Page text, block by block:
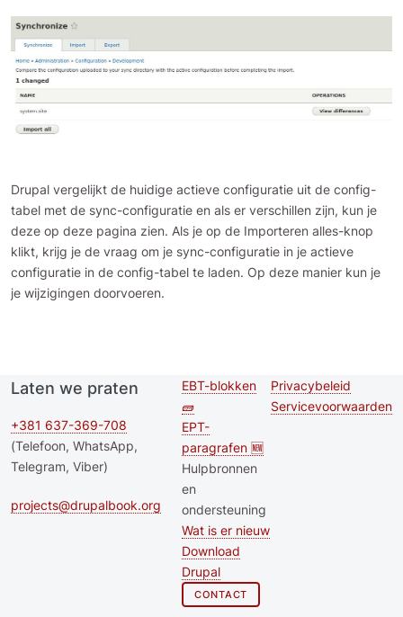
Drupal vergelijkt de huidige actieve configuratie uit de config-
tabel met de sync-configuratie en als er verschillen zijn, kun je
deze op deze pagina zien. Als je op de Importeren alles-knop
klikt, krijg je de vraag om je sync-configuratie in je actieve
configuratie in de config-tabel te laden. Op deze manier kun je
je wijzigingen doorvoeren.
Laten we praten
+381 637-369-708
(Telefoon, WhatsApp,
Telegram, Viber)
projects@drupalbook.org
Second
footer
menu
EBT-blokken
🧱
EPT-
paragrafen 🆕
Hulpbronnen
en
ondersteuning
Wat is er nieuw
Download
Drupal
CONTACT
Footer menu
Privacybeleid
Servicevoorwaarden